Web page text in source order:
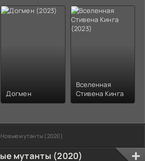
Догмен
Вселенная
Стивена Кинга
Новые мутанты (2020)
мутанты (2020)